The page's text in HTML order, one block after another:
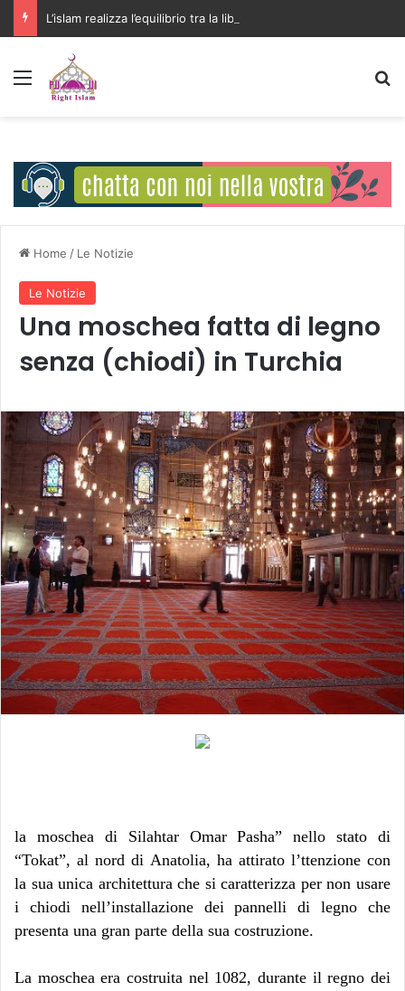
Menu
Home / Le Notizie
Le Notizie
Una moschea fatta di legno
senza (chiodi) in Turchia
la moschea di Silahtar Omar Pasha” nello stato di
“Tokat”, al nord di Anatolia, ha attirato l’ttenzione con
la sua unica architettura che si caratterizza per non usare
i chiodi nell’installazione dei pannelli di legno che
presenta una gran parte della sua costruzione.
La moschea era costruita nel 1082, durante il regno dei